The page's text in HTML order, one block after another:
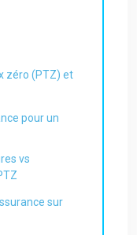
zéro (PTZ) et
pour un
vs
sur